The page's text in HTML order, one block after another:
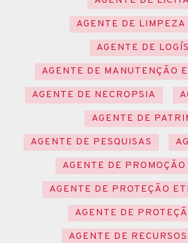
AGENTE DE
AGENTE DE
AGENTE DE MANUTENÇÃO
AGENTE DE NECROPSIA
AGENTE DE
AGENTE DE PESQUISAS
AGENTE DE
AGENTE DE PROTEÇÃO
AGENTE DE
AGENTE DE